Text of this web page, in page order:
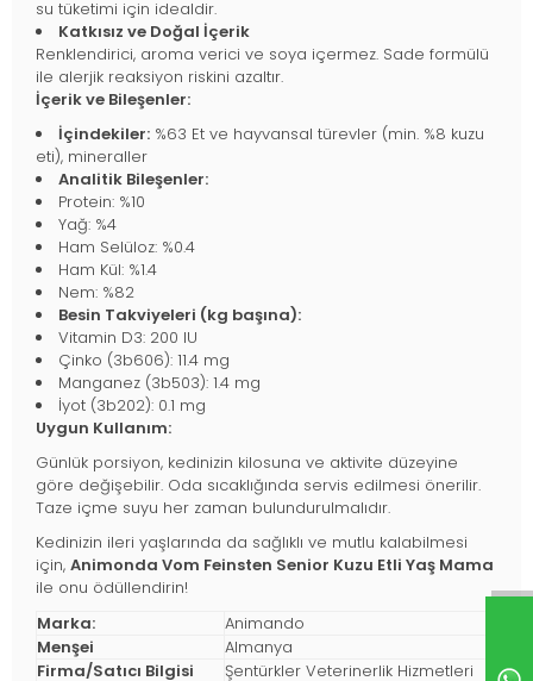
su tüketimi için idealdir.
Katkısız ve Doğal İçerik
Renklendirici, aroma verici ve soya içermez. Sade formülü
ile alerjik reaksiyon riskini azaltır.
İçerik ve Bileşenler:
İçindekiler: %63 Et ve hayvansal türevler (min. %8 kuzu
eti), mineraller
Analitik Bileşenler:
Protein: %10
Yağ: %4
Ham Selüloz: %0.4
Ham Kül: %1.4
Nem: %82
Besin Takviyeleri (kg başına):
Vitamin D3: 200 IU
Çinko (3b606): 11.4 mg
Manganez (3b503): 1.4 mg
İyot (3b202): 0.1 mg
Uygun Kullanım:
Günlük porsiyon, kedinizin kilosuna ve aktivite düzeyine
göre değişebilir. Oda sıcaklığında servis edilmesi önerilir.
Taze içme suyu her zaman bulundurulmalıdır.
Kedinizin ileri yaşlarında da sağlıklı ve mutlu kalabilmesi
için, Animonda Vom Feinsten Senior Kuzu Etli Yaş Mama
ile onu ödüllendirin!
Marka:
Animando
Menşei
Almanya
Firma/Satıcı Bilgisi
Şentürkler Veterinerlik Hizmetleri